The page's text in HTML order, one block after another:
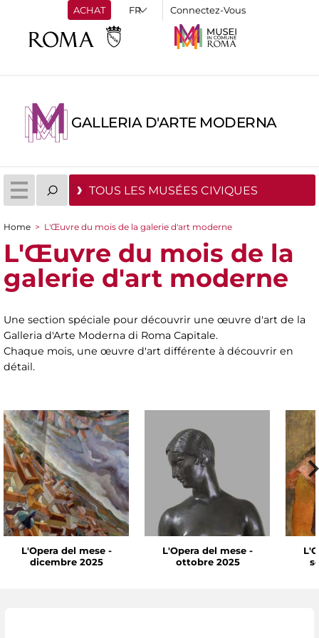
ACHAT Connectez-Vous
GALLERIA D'ARTE MODERNA
TOUS LES MUSÉES CIVIQUES
You are here
Home > L'Œuvre du mois de la galerie d'art moderne
L'Œuvre du mois de la
galerie d'art moderne
Une section spéciale pour découvrir une œuvre d'art de la
Galleria d'Arte Moderna di Roma Capitale.
Chaque mois, une œuvre d'art différente à découvrir en
détail.
L'Opera del mese -
dicembre 2025
L'Opera del mese -
ottobre 2025